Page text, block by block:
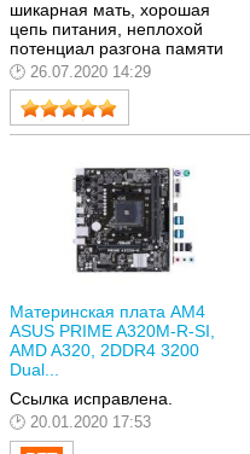
шикарная мать, хорошая
цепь питания, неплохой
потенциал разгона памяти
26.07.2020 14:29
Материнская плата AM4
ASUS PRIME A320M-R-SI,
AMD A320, 2DDR4 3200
Dual...
Ссылка исправлена.
20.01.2020 17:53